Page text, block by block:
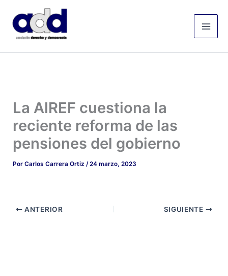
contenido
La AIREF cuestiona la
reciente reforma de las
pensiones del gobierno
PorCarlos Carrera Ortiz/24 marzo, 2023
ANTERIOR SIGUIENTE